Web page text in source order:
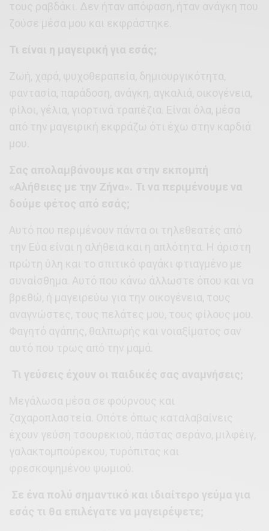
ζούσε μέσα μου και εκφράστηκε.
Τι είναι η μαγειρική για εσάς;
Ζωή, χαρά, ψυχοθεραπεία, δημιουργικότητα,
φαντασία, παράδοση, ανάγκη, αγκαλιά, οικογένεια,
φίλοι, γέλια, γιορτινά τραπέζια. Είναι όλα, μέσα
από την μαγειρική εκφράζω ότι έχω στην καρδιά
μου.
Σας απολαμβάνουμε και στην εκπομπή
«Αλήθειες με την Ζήνα». Τι να περιμένουμε να
δούμε φέτος από εσάς;
Αυτό που περιμένουν πάντα οι τηλεθεατές από
την Εύα είναι η αλήθεια και η απλότητα. Η άριστη
πρώτη ύλη και το σπιτικό φαγάκι φτιαγμένο με
συναίσθημα. Αυτό που κάνω άλλωστε όπου και να
βρεθώ, ή μαγειρεύω για την οικογένεια, τους
αναγνώστες, τους πελάτες μου, τους φίλους μου.
Φαγητό αγάπης, θαλπωρής και νοιαξίματος σαν
αυτό που τρως από την μαμά.
Τι γεύσεις έχουν οι παιδικές σας αναμνήσεις;
Μεγάλωσα μέσα σε φούρνους και
ζαχαροπλαστεία. Οπότε όπως καταλαβαίνεις
έχουν γεύση τσουρεκιού, πάστας σεράνο, μιλφέιγ,
γαλακτομπούρεκου, τυρόπιτας και
φρεσκοψημένου ψωμιού.
Σε ένα πολύ σημαντικό και ιδιαίτερο γεύμα για
εσάς τι θα επιλέγατε να μαγειρέψετε;